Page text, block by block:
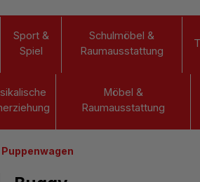
Sport &
Spiel
Schulmöbel &
Raumausstattung
Möbel &
Raumausstattung
Puppenwagen